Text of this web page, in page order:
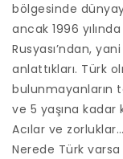
bölgesinde
ancak 1996
Rusyası’ndan,
anlattıkları. Türk
bulunmayanların
ve 5 yaşına
Acılar ve zorluklar…
Nerede Türk varsa